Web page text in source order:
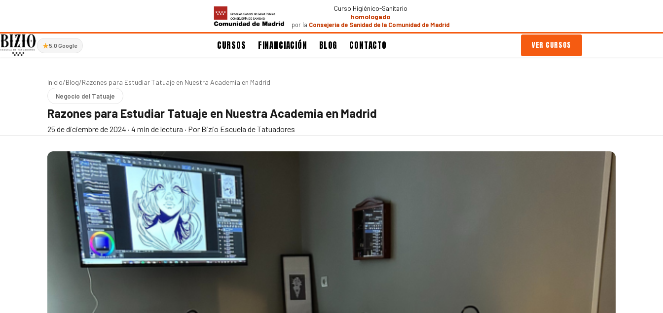
Curso Higiénico-Sanitario
homologado
por la Consejería de Sanidad de la Comunidad de Madrid
★5.0 Google CURSOS FINANCIACIÓN BLOG CONTACTO VER CURSOS
Inicio/Blog/Razones para Estudiar Tatuaje en Nuestra Academia en Madrid
Negocio del Tatuaje
Razones para Estudiar Tatuaje en Nuestra Academia en Madrid
25 de diciembre de 2024 · 4 min de lectura · Por Bizio Escuela de Tatuadores